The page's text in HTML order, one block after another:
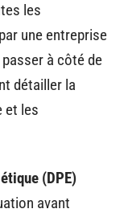
les
une entreprise
passer à côté de
détailler la
et les
(DPE)
avant